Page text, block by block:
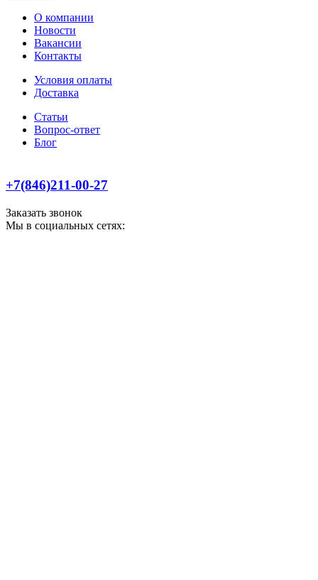
О компании
Новости
Вакансии
Контакты
Условия оплаты
Доставка
Статьи
Вопрос-ответ
Блог
+7(846)211-00-27
Заказать звонок
Мы в социальных сетях: